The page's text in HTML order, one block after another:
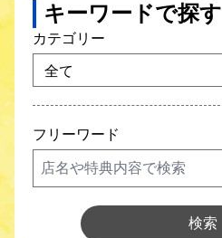
SCNガス
SCNでんき
SCNについて
Q&A
キーワードで探す
カテゴリー
フリーワード
検索